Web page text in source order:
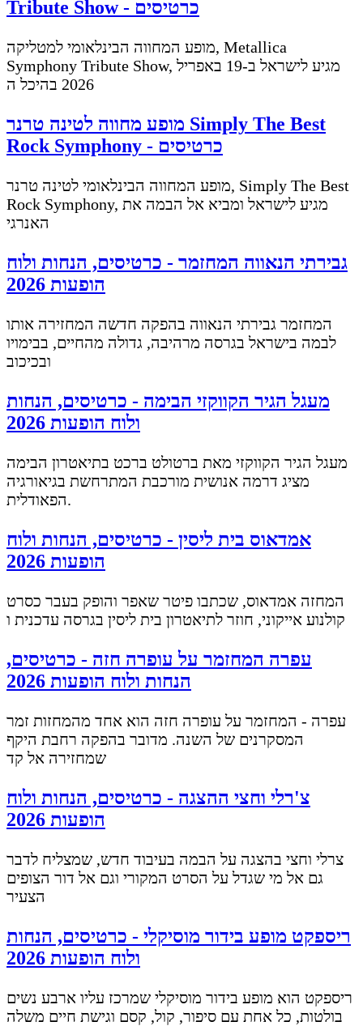
Tribute Show - כרטיסים
מופע המחווה הבינלאומי למטליקה, Metallica
Symphony Tribute Show, מגיע לישראל ב-19 באפריל
2026 בהיכל ה
מופע מחווה לטינה טרנר Simply The Best
Rock Symphony - כרטיסים
מופע המחווה הבינלאומי לטינה טרנר, Simply The Best
Rock Symphony, מגיע לישראל ומביא אל הבמה את
האנרגי
גבירתי הנאווה המחזמר - כרטיסים, הנחות ולוח
הופעות 2026
המחזמר גבירתי הנאווה בהפקה חדשה המחזירה אותו
לבמה בישראל בגרסה מרהיבה, גדולה מהחיים, בבימויו
ובכיכוב
מעגל הגיר הקווקזי הבימה - כרטיסים, הנחות
ולוח הופעות 2026
מעגל הגיר הקווקזי מאת ברטולט ברכט בתיאטרון הבימה
מציג דרמה אנושית מורכבת המתרחשת בגיאורגיה
הפאודלית.
אמדאוס בית ליסין - כרטיסים, הנחות ולוח
הופעות 2026
המחזה אמדאוס, שכתבו פיטר שאפר והופק בעבר כסרט
קולנוע אייקוני, חוזר לתיאטרון בית ליסין בגרסה עדכנית ו
עפרה המחזמר על עופרה חזה - כרטיסים,
הנחות ולוח הופעות 2026
עפרה - המחזמר על עופרה חזה הוא אחד מהמחזות זמר
המסקרנים של השנה. מדובר בהפקה רחבת היקף
שמחזירה אל קד
צ'רלי וחצי ההצגה - כרטיסים, הנחות ולוח
הופעות 2026
צרלי וחצי בהצגה על הבמה בעיבוד חדש, שמצליח לדבר
גם אל מי שגדל על הסרט המקורי וגם אל דור הצופים
הצעיר
ריספקט מופע בידור מוסיקלי - כרטיסים, הנחות
ולוח הופעות 2026
ריספקט הוא מופע בידור מוסיקלי שמרכז עליו ארבע נשים
בולטות, כל אחת עם סיפור, קול, קסם וגישת חיים משלה